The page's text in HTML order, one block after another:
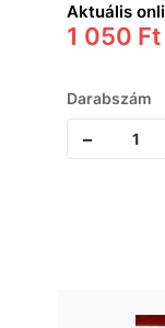
Aktuális
1 050 Ft
Darabszám
-